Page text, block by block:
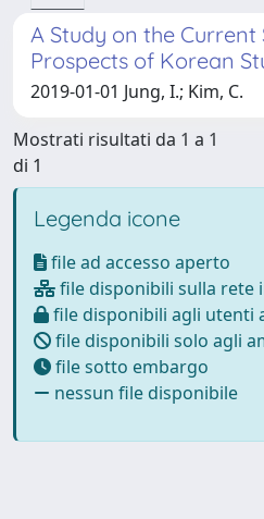
A Study on the Current
Prospects of Korean
2019-01-01 Jung, I.; Kim, C.
Mostrati risultati da 1 a 1
di 1
Legenda icone
file ad accesso aperto
file disponibili sulla rete
file disponibili agli utenti
file disponibili solo agli
file sotto embargo
nessun file disponibile